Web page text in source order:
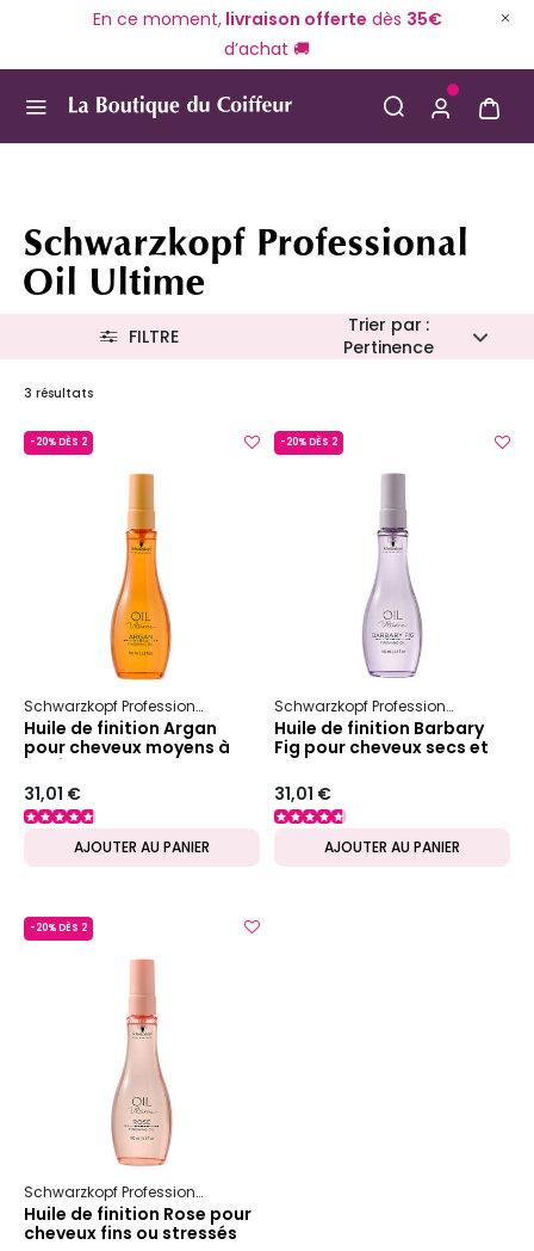
En ce moment,livraison offerte dès 35€
d’achat 🚚
Schwarzkopf Professional
Oil Ultime
Trier par :
Pertinence
FILTRE
3 résultats
-20% DÈS 2
Schwarzkopf Professional Oil Ultime
Huile de finition Argan
pour cheveux moyens à
épais
31,01 €
AJOUTER AU PANIER
-20% DÈS 2
Schwarzkopf Professional
Huile de finition Barbary
Fig pour cheveux secs et
31,01 €
AJOUTER AU PANIER
-20% DÈS 2
Schwarzkopf Professional
Huile de finition Rose pour
cheveux fins ou stressés